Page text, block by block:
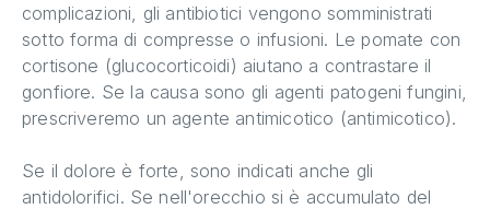
complicazioni, gli antibiotici vengono somministrati
sotto forma di compresse o infusioni. Le pomate con
cortisone (glucocorticoidi) aiutano a contrastare il
gonfiore. Se la causa sono gli agenti patogeni fungini,
prescriveremo un agente antimicotico (antimicotico).
Se il dolore è forte, sono indicati anche gli
antidolorifici. Se nell'orecchio si è accumulato del